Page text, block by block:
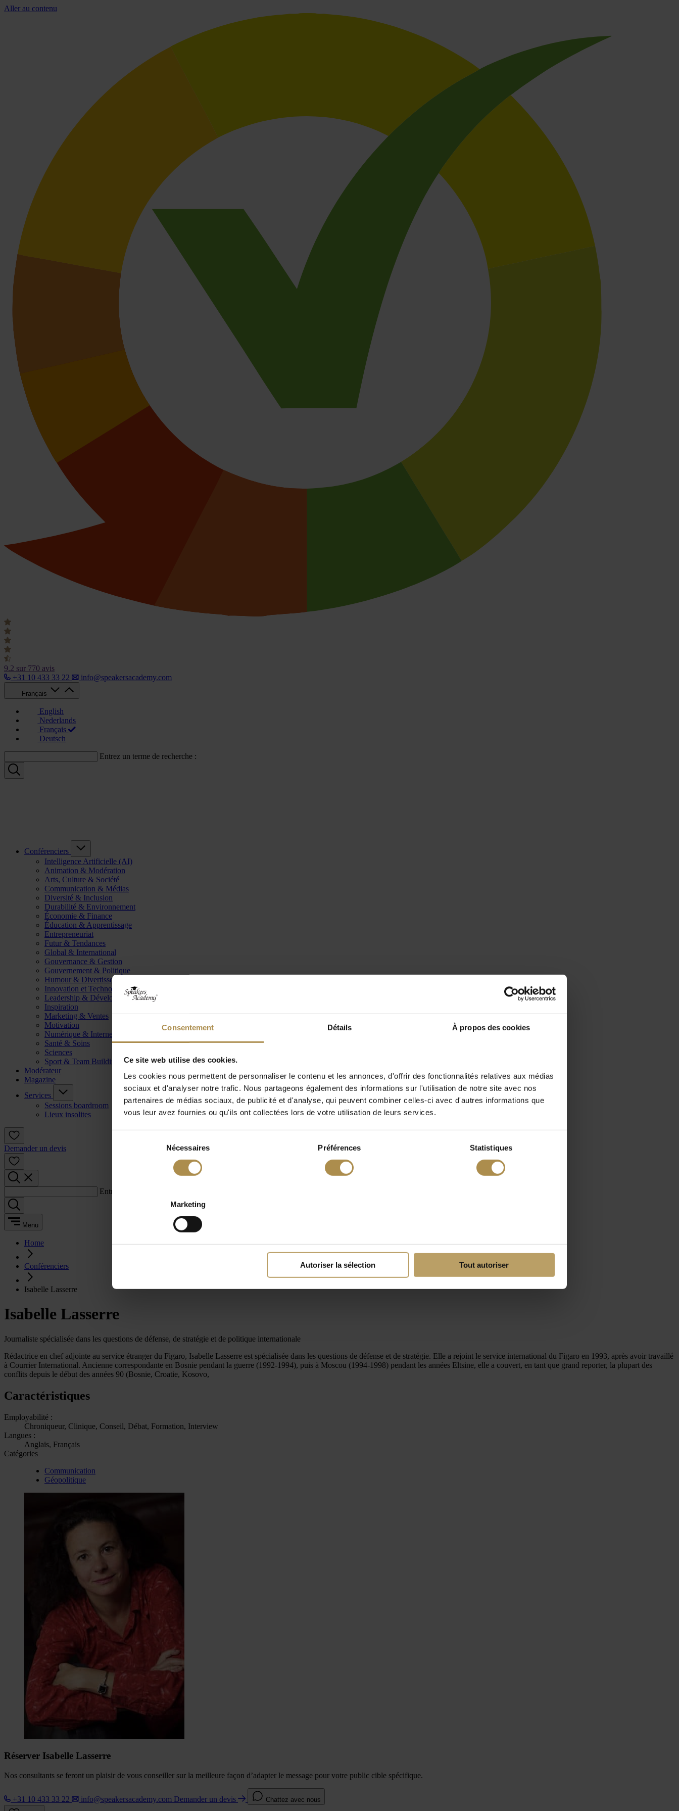
Consentement Détails À propos des cookies
Ce site web utilise des cookies.
Les cookies nous permettent de personnaliser le contenu et les annonces, d'offrir des fonctionnalités relatives aux médias
sociaux et d'analyser notre trafic. Nous partageons également des informations sur l'utilisation de notre site avec nos
partenaires de médias sociaux, de publicité et d'analyse, qui peuvent combiner celles-ci avec d'autres informations que
vous leur avez fournies ou qu'ils ont collectées lors de votre utilisation de leurs services.
Nécessaires Préférences Statistiques
Marketing
Autoriser la sélection Tout autoriser
Aller au contenu
9.2 sur 770 avis
+31 10 433 33 22
info@speakersacademy.com
Français
English
Nederlands
Français
Deutsch
Entrez un terme de recherche :
Conférenciers
Intelligence Artificielle (AI)
Animation & Modération
Arts, Culture & Société
Communication & Médias
Diversité & Inclusion
Durabilité & Environnement
Économie & Finance
Éducation & Apprentissage
Entrepreneuriat
Futur & Tendances
Global & International
Gouvernance & Gestion
Gouvernement & Politique
Humour & Divertissement
Innovation et Technologie
Leadership & Développement
Inspiration
Marketing & Ventes
Motivation
Numérique & Internet
Santé & Soins
Sciences
Sport & Team Building
Modérateur
Magazine
Services
Sessions boardroom
Lieux insolites
Demander un devis
Entrez un terme de recherche :
Menu
Home
Conférenciers
Isabelle Lasserre
Isabelle Lasserre
Journaliste spécialisée dans les questions de défense, de stratégie et de politique internationale
Rédactrice en chef adjointe au service étranger du Figaro, Isabelle Lasserre est spécialisée dans les questions de défense et de stratégie. Elle a rejoint le service international du Figaro en 1993, après avoir travaillé
à Courrier International. Ancienne correspondante en Bosnie pendant la guerre (1992-1994), puis à Moscou (1994-1998) pendant les années Eltsine, elle a couvert, en tant que grand reporter, la plupart des
conflits depuis le début des années 90 (Bosnie, Croatie, Kosovo,
Caractéristiques
Employabilité :
Chroniqueur, Clinique, Conseil, Débat, Formation, Interview
Langues :
Anglais, Français
Catégories
Communication
Géopolitique
Réserver Isabelle Lasserre
Nos consultants se feront un plaisir de vous conseiller sur la meilleure façon d’adapter le message pour votre public cible spécifique.
+31 10 433 33 22 info@speakersacademy.com Demander un devis Chattez avec nous